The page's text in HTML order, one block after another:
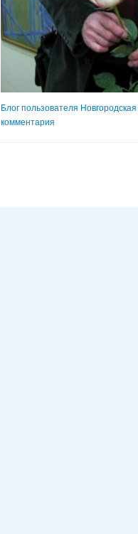
Блог пользователя
комментария